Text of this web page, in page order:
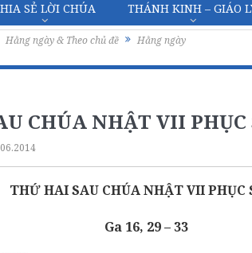
SẺ LỜI CHÚA THÁNH KINH – GIÁO
Hằng ngày & Theo chủ đề Hằng ngày
CHÚA NHẬT VII PHỤC
THỨ HAI SAU CHÚA NHẬT VII PHỤC
Ga 16, 29 – 33